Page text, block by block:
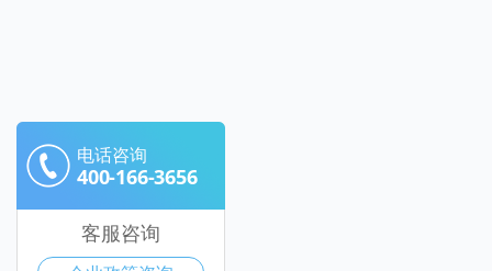
电话咨询
400-166-3656
客服咨询